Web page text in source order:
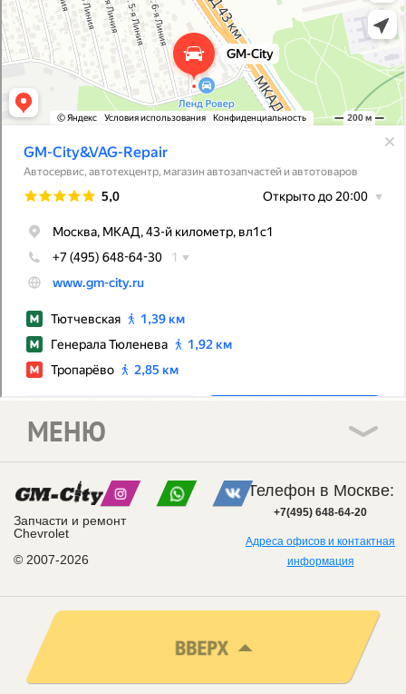
Запчасти и ремонт
Chevrolet
© 2007-2026
МЕНЮ
Телефон в Москве:
+7(495) 648-64-20
Адреса офисов и контактная
информация